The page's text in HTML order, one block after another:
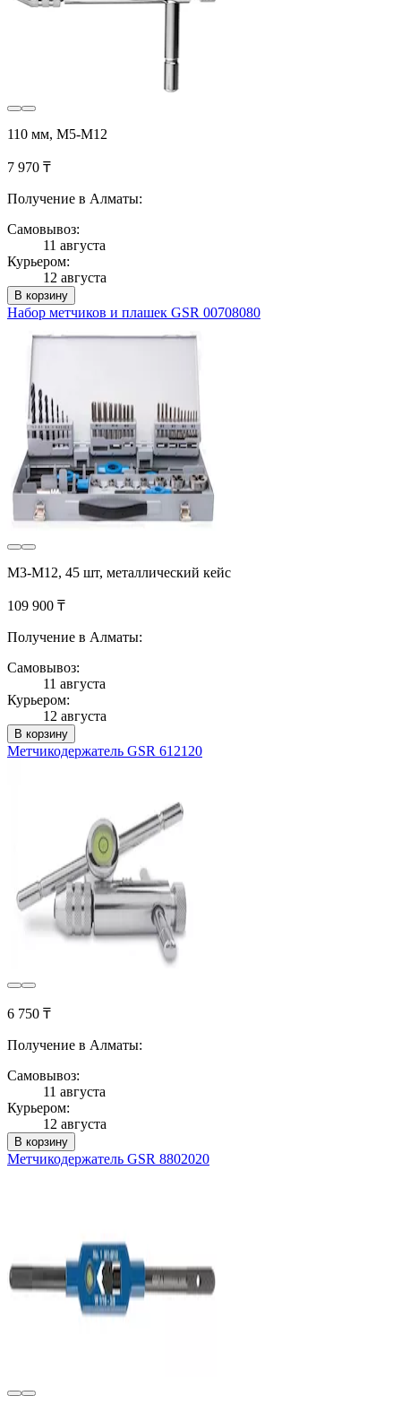
110 мм, M5-M12
7 970 ₸
Получение в Алматы:
Самовывоз:
11 августа
Курьером:
12 августа
В корзину
Набор метчиков и плашек GSR 00708080
M3-M12, 45 шт, металлический кейс
109 900 ₸
Получение в Алматы:
Самовывоз:
11 августа
Курьером:
12 августа
В корзину
Метчикодержатель GSR 612120
6 750 ₸
Получение в Алматы:
Самовывоз:
11 августа
Курьером:
12 августа
В корзину
Метчикодержатель GSR 8802020